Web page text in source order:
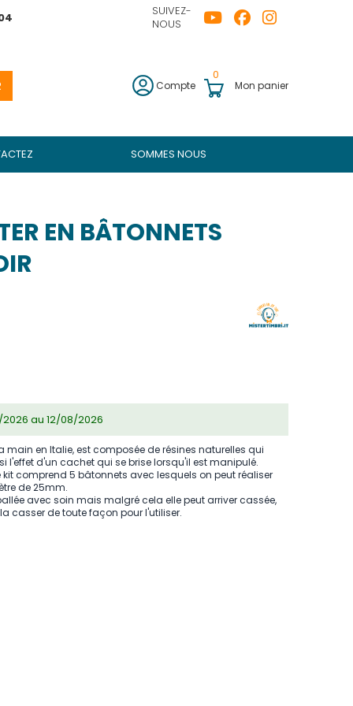
SUIVEZ-
NOUS
Compte Mon panier
0
SOMMES NOUS
EN BÂTONNETS
au 12/08/2026
main en Italie, est composée de résines naturelles qui
l'effet d'un cachet qui se brise lorsqu'il est manipulé.
kit comprend 5 bâtonnets avec lesquels on peut réaliser
de 25mm.
avec soin mais malgré cela elle peut arriver cassée,
casser de toute façon pour l'utiliser.